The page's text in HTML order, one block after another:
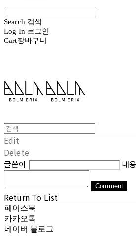
Search 검색
Log In 로그인
Cart장바구니
Edit
Delete
글쓴이
내용
Comment
Return To List
페이스북
카카오톡
네이버 블로그